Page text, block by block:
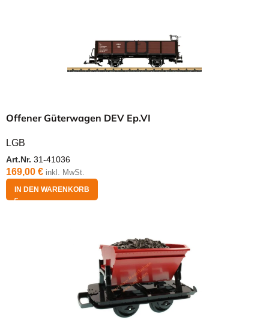
Offener Güterwagen DEV Ep.VI
LGB
Art.Nr. 31-41036
169,00 € inkl. MwSt.
IN DEN WARENKORB